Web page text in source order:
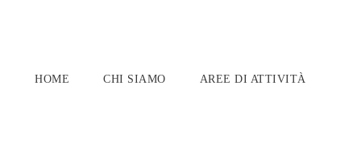
HOME CHI SIAMO AREE DI ATTIVITÀ